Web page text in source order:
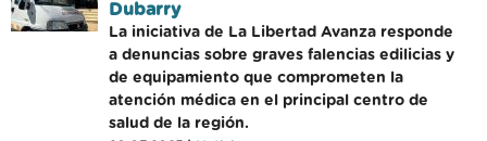
Dubarry
La iniciativa de La Libertad Avanza responde
a denuncias sobre graves falencias edilicias y
de equipamiento que comprometen la
atención médica en el principal centro de
salud de la región.